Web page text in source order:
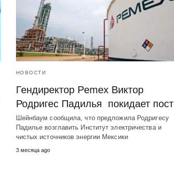
НОВОСТИ
Гендиректор Pemex Виктор
Родригес Падилья покидает пост
Шейнбаум сообщила, что предложила Родригесу
Падилье возглавить Институт электричества и
чистых источников энергии Мексики
3 месяца ago